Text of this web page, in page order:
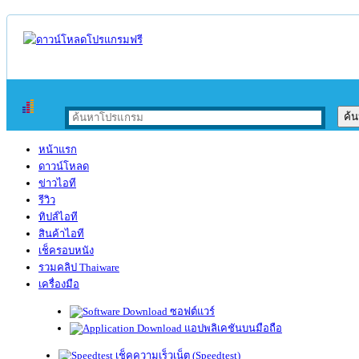
หน้าแรก
ดาวน์โหลด
ข่าวไอที
รีวิว
ทิปส์ไอที
สินค้าไอที
เช็ครอบหนัง
รวมคลิป Thaiware
เครื่องมือ
ซอฟต์แวร์
แอปพลิเคชันบนมือถือ
เช็คความเร็วเน็ต (Speedtest)